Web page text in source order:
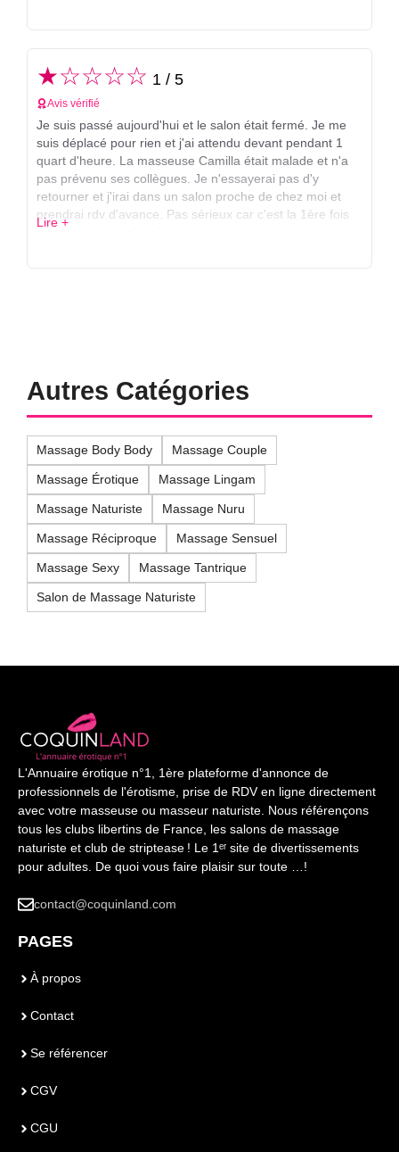
★☆☆☆☆ 1 / 5
Avis vérifié
Je suis passé aujourd'hui et le salon était fermé. Je me
suis déplacé pour rien et j'ai attendu devant pendant 1
quart d'heure. La masseuse Camilla était malade et n'a
pas prévenu ses collègues. Je n'essayerai pas d'y
retourner et j'irai dans un salon proche de chez moi et
prendrai rdv d'avance. Pas sérieux car c'est la 1ère fois
Lire +
Autres Catégories
Massage Body Body Massage Couple
Massage Érotique Massage Lingam
Massage Naturiste Massage Nuru
Massage Réciproque Massage Sensuel
Massage Sexy Massage Tantrique
Salon de Massage Naturiste
L'Annuaire érotique n°1, 1ère plateforme d'annonce de
professionnels de l'érotisme, prise de RDV en ligne directement
avec votre masseuse ou masseur naturiste. Nous référençons
tous les clubs libertins de France, les salons de massage
naturiste et club de striptease ! Le 1ᵉʳ site de divertissements
pour adultes. De quoi vous faire plaisir sur toute …!
contact@coquinland.com
PAGES
À propos
Contact
Se référencer
CGV
CGU